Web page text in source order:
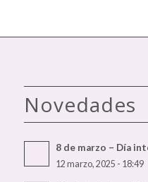
Novedades
8 de marzo – Día
12 marzo, 2025 - 18:49